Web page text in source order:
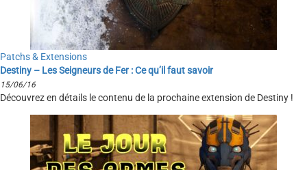
Patchs & Extensions
Destiny – Les Seigneurs de Fer : Ce qu’il faut savoir
15/06/16
Découvrez en détails le contenu de la prochaine extension de Destiny !